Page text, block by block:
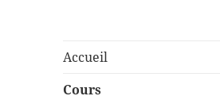
Accueil
Cours